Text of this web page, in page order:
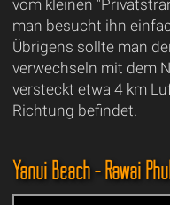
vom kleinen
man besucht ihn
Übrigens sollte man
verwechseln mit dem
versteckt etwa 4 km
Richtung befindet.
Yanui Beach - Rawai